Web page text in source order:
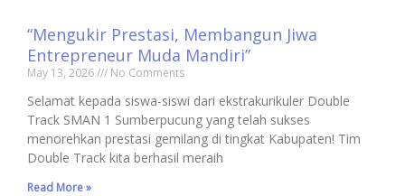
“Mengukir Prestasi, Membangun Jiwa
Entrepreneur Muda Mandiri”
May 13, 2026 No Comments
Selamat kepada siswa-siswi dari ekstrakurikuler Double
Track SMAN 1 Sumberpucung yang telah sukses
menorehkan prestasi gemilang di tingkat Kabupaten! Tim
Double Track kita berhasil meraih
Read More »